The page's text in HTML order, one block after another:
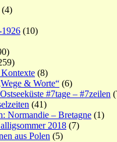
(4)
(10)
(8)
& Worte“ (6)
#7tage – #7zeilen
(41)
Normandie – Bretagne (1)
2018 (7)
aus Polen (5)